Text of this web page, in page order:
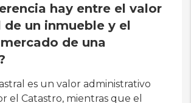
hay entre el valor
de un inmueble y el
de una
es un valor administrativo
el Catastro, mientras que el